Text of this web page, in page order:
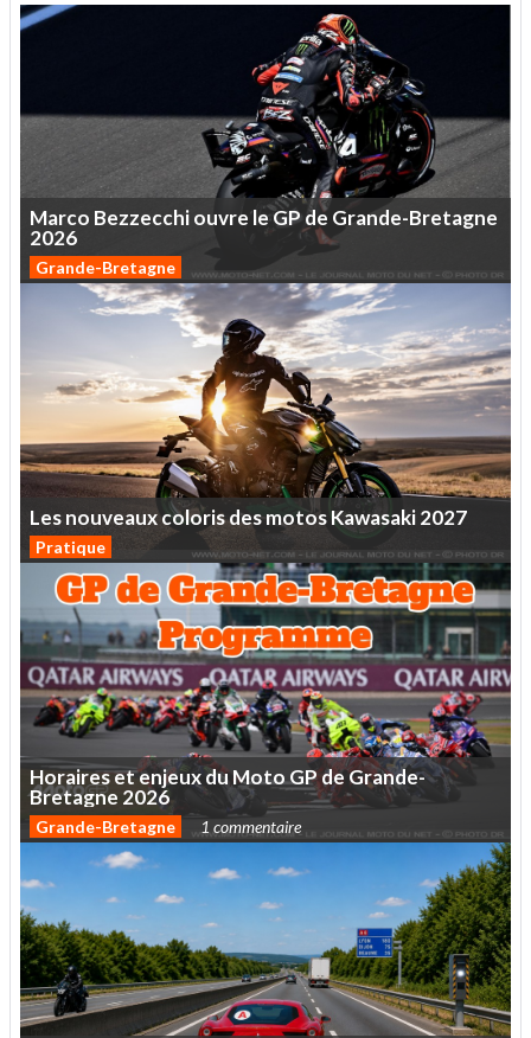
Marco Bezzecchiouvre leGPde Grande-Bretagne
2026
Grande-Bretagne
LesnouveauxcolorisdesmotosKawasaki2027
Pratique
HorairesetenjeuxduMotoGPdeGrande-
Bretagne 2026
Grande-Bretagne 1 commentaire